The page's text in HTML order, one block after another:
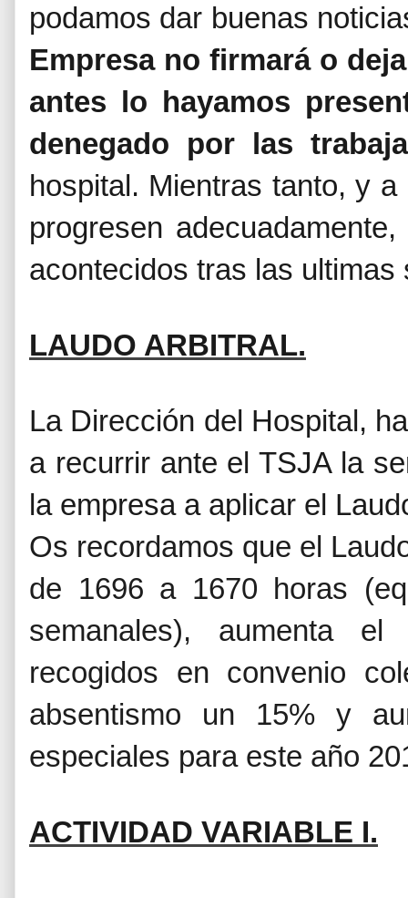
podamos dar buenas
Empresa no firmará o
antes lo hayamos
denegado por las
hospital. Mientras tanto, y
progresen
acontecidos tras las
LAUDO ARBITRAL.
La Dirección del Hospital,
a recurrir ante el TSJA la
la empresa a aplicar el
Os recordamos que el
de 1696 a 1670 horas
semanales), aumenta
recogidos en convenio
absentismo un 15% y
especiales para este año
ACTIVIDAD VARIABLE I.